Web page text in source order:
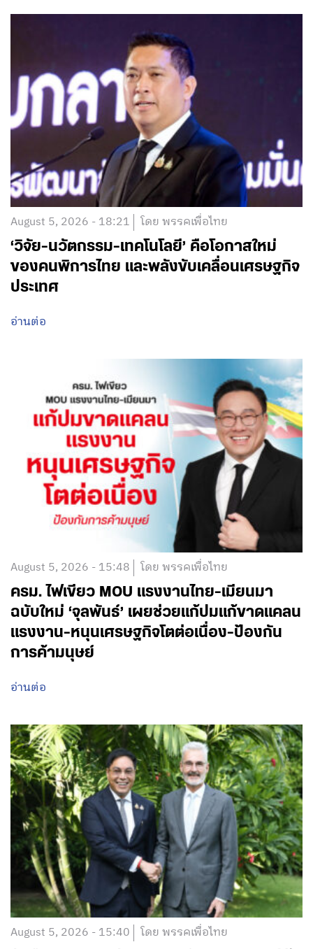
August 5, 2026 - 18:21 โดย พรรคเพื่อไทย
‘วิจัย-นวัตกรรม-เทคโนโลยี’ คือโอกาสใหม่
ของคนพิการไทย และพลังขับเคลื่อนเศรษฐกิจ
ประเทศ
อ่านต่อ
August 5, 2026 - 15:48 โดย พรรคเพื่อไทย
ครม. ไฟเขียว MOU แรงงานไทย-เมียนมา
ฉบับใหม่ ‘จุลพันธ์’ เผยช่วยแก้ปมแก้ขาดแคลน
แรงงาน-หนุนเศรษฐกิจโตต่อเนื่อง-ป้องกัน
การค้ามนุษย์
อ่านต่อ
August 5, 2026 - 15:40 โดย พรรคเพื่อไทย